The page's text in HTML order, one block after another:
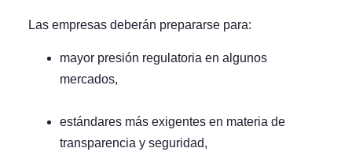
Las empresas deberán prepararse para:
mayor presión regulatoria en algunos
mercados,
estándares más exigentes en materia de
transparencia y seguridad,